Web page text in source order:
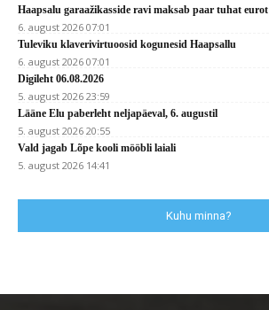
Haapsalu garaažikasside ravi maksab paar tuhat eurot
6. august 2026 07:01
Tuleviku klaverivirtuoosid kogunesid Haapsallu
6. august 2026 07:01
Digileht 06.08.2026
5. august 2026 23:59
Lääne Elu paberleht neljapäeval, 6. augustil
5. august 2026 20:55
Vald jagab Lõpe kooli mööbli laiali
5. august 2026 14:41
Kuhu minna?